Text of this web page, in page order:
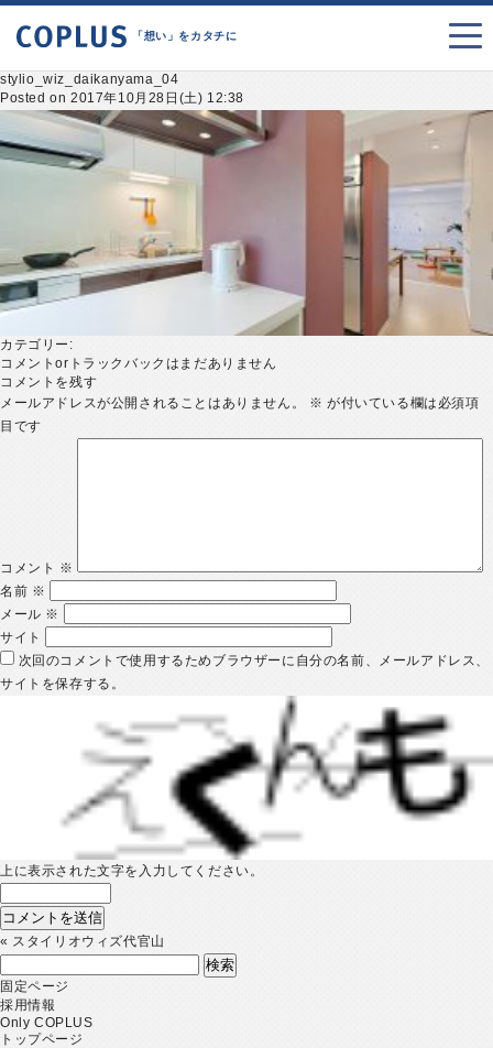
「想い」をカタチに
stylio_wiz_daikanyama_04
Posted on 2017年10月28日(土) 12:38
カテゴリー:
コメントorトラックバックはまだありません
コメントを残す
メールアドレスが公開されることはありません。
※ が付いている欄は必須項
目です
コメント ※
名前 ※
メール ※
サイト
次回のコメントで使用するためブラウザーに自分の名前、メールアドレス、
サイトを保存する。
上に表示された文字を入力してください。
« スタイリオウィズ代官山
索:
固定ページ
採用情報
Only COPLUS
トップページ